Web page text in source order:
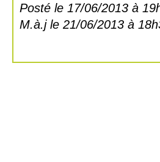
Posté le 17/06/2013 à
M.à.j le 21/06/2013 à